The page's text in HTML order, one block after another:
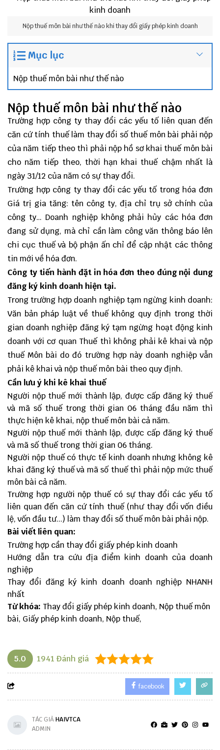
Nộp thuế môn bài như thế nào khi thay đổi giấy phép kinh doanh
Mục lục
Nộp thuế môn bài như thế nào
Nộp thuế môn bài như thế nào
Trường hợp công ty thay đổi các yếu tố liên quan đến
căn cứ tính thuế làm thay đổi số thuế môn bài phải nộp
của năm tiếp theo thì phải nộp hồ sơ khai thuế môn bài
cho năm tiếp theo, thời hạn khai thuế chậm nhất là
ngày 31/12 của năm có sự thay đổi.
Trường hợp công ty thay đổi các yếu tố trong hóa đơn
Giá trị gia tăng: tên công ty, địa chỉ trụ sở chính của
công ty… Doanh nghiệp không phải hủy các hóa đơn
đang sử dụng, mà chỉ cần làm công văn thông báo lên
chi cục thuế và bộ phận ấn chỉ để cập nhật các thông
tin mới về hóa đơn.
Công ty tiến hành đặt in hóa đơn theo đúng nội dung
đăng ký kinh doanh hiện tại.
Trong trường hợp doanh nghiệp tạm ngừng kinh doanh:
Văn bản pháp luật về thuế không quy định trong thời
gian doanh nghiệp đăng ký tạm ngừng hoạt động kinh
doanh với cơ quan Thuế thì không phải kê khai và nộp
thuế Môn bài do đó trường hợp này doanh nghiệp vẫn
phải kê khai và nộp thuế môn bài theo quy định.
Cần lưu ý khi kê khai thuế
Người nộp thuế mới thành lập, được cấp đăng ký thuế
và mã số thuế trong thời gian 06 tháng đầu năm thì
thực hiện kê khai, nộp thuế môn bài cả năm.
Người nộp thuế mới thành lập, được cấp đăng ký thuế
và mã số thuế trong thời gian 06 tháng.
Người nộp thuế có thực tế kinh doanh nhưng không kê
khai đăng ký thuế và mã số thuế thì phải nộp mức thuế
môn bài cả năm.
Trường hợp người nộp thuế có sự thay đổi các yếu tố
liên quan đến căn cứ tính thuế (như thay đổi vốn điều
lệ, vốn đầu tư...) làm thay đổi số thuế môn bài phải nộp.
Bài viết liên quan:
Trường hợp cần thay đổi giấy phép kinh doanh
Hướng dẫn tra cứu địa điểm kinh doanh của doanh
nghiệp
Thay đổi đăng ký kinh doanh doanh nghiệp NHANH
nhất
Từ khóa: Thay đổi giấy phép kinh doanh, Nộp thuế môn
bài, Giấy phép kinh doanh, Nộp thuế,
5.0 1941 Đánh giá
facebook
TÁC GIẢHAIVTCA
ADMIN